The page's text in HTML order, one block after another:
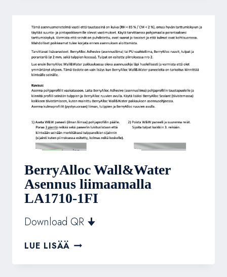
BerryAlloc Wall&Water
Asennus liimaamalla
LA1710-1FI
Download QR 🠋
LUE LISÄÄ BERRYALLOC
ASENNUS